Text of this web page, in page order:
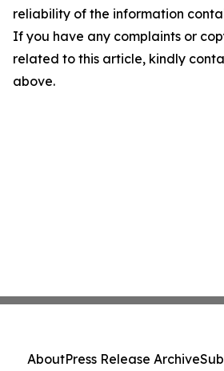
reliability of the information
If you have any complaints or
related to this article, kindly
above.
AboutPress Release Archive